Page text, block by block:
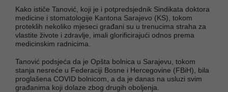
Kako ističe Tanović, koji je i potpredsjednik Sindikata doktora
medicine i stomatologije Kantona Sarajevo (KS), tokom
proteklih nekoliko mjeseci građani su u trenucima straha za
vlastite živote i zdravlje, imali glorificirajući odnos prema
medicinskim radnicima.
Tanović podsjeća da je Opšta bolnica u Sarajevu, tokom
stanja nesreće u Federaciji Bosne i Hercegovine (FBiH), bila
proglašena COVID bolnicom, a da je danas na usluzi svim
građanima koji dolaze zbog drugih oboljenja.